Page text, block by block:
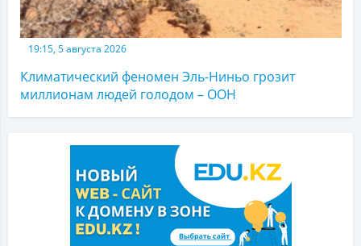
19:15, 5 августа 2026
Климатический феномен Эль-Ниньо грозит
миллионам людей голодом – ООН